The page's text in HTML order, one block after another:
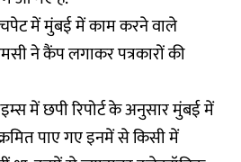
चपेट में मुंबई में काम करने वाले
ने कैंप लगाकर पत्रकारों की
में छपी रिपोर्टके अनुसार मुंबई में
पाए गए इनमें से किसी में